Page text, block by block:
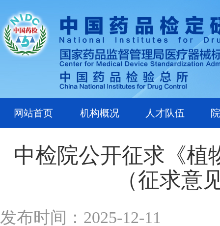
网站首页 机构概况 人才队伍
中检院公开征求《植
（征求意
发布时间：2025-12-11